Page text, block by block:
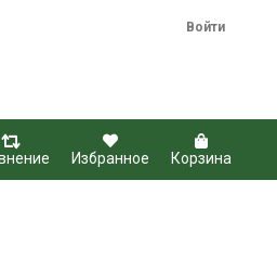
Войти
Избранное Корзина